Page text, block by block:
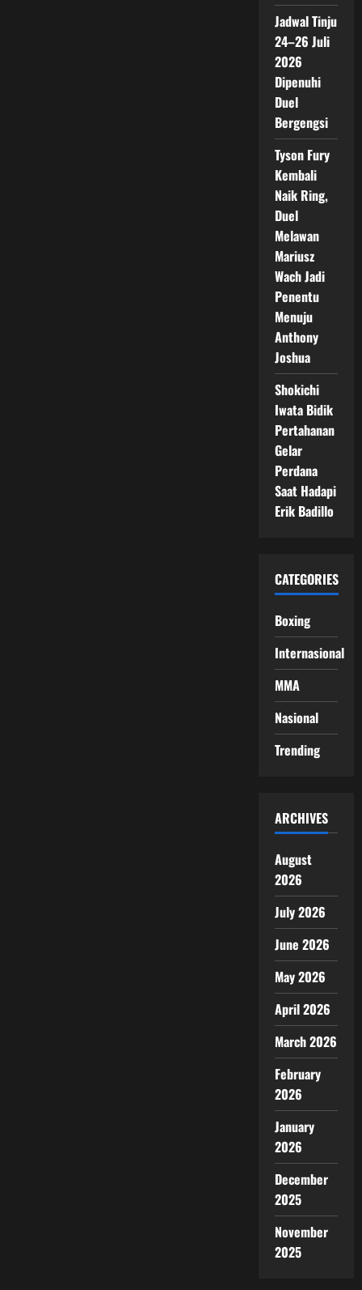
Jadwal Tinju
24–26 Juli
2026
Dipenuhi
Duel
Bergengsi
Tyson Fury
Kembali
Naik Ring,
Duel
Melawan
Mariusz
Wach Jadi
Penentu
Menuju
Anthony
Joshua
Shokichi
Iwata Bidik
Pertahanan
Gelar
Perdana
Saat Hadapi
Erik Badillo
CATEGORIES
Boxing
Internasional
MMA
Nasional
Trending
ARCHIVES
August
2026
July 2026
June 2026
May 2026
April 2026
March 2026
February
2026
January
2026
December
2025
November
2025